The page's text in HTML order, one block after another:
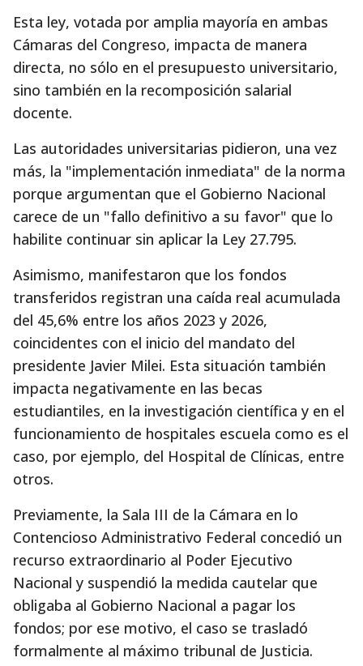
Esta ley, votada por amplia mayoría en ambas
Cámaras del Congreso, impacta de manera
directa, no sólo en el presupuesto universitario,
sino también en la recomposición salarial
docente.
Las autoridades universitarias pidieron, una vez
más, la "implementación inmediata" de la norma
porque argumentan que el Gobierno Nacional
carece de un "fallo definitivo a su favor" que lo
habilite continuar sin aplicar la Ley 27.795.
Asimismo, manifestaron que los fondos
transferidos registran una caída real acumulada
del 45,6% entre los años 2023 y 2026,
coincidentes con el inicio del mandato del
presidente Javier Milei. Esta situación también
impacta negativamente en las becas
estudiantiles, en la investigación científica y en el
funcionamiento de hospitales escuela como es el
caso, por ejemplo, del Hospital de Clínicas, entre
otros.
Previamente, la Sala III de la Cámara en lo
Contencioso Administrativo Federal concedió un
recurso extraordinario al Poder Ejecutivo
Nacional y suspendió la medida cautelar que
obligaba al Gobierno Nacional a pagar los
fondos; por ese motivo, el caso se trasladó
formalmente al máximo tribunal de Justicia.